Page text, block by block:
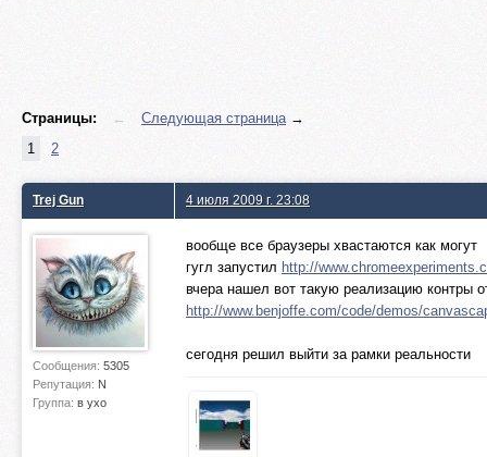
Страницы: ← Следующая страница→
1
2
Trej Gun
Сообщения: 5305
Репутация: N
Группа: в ухо
4 июля 2009 г. 23:08
вообще все браузеры хвастаются как могут
гугл запустил http://
вчера нашел вот такую реализацию контры
http://www.benjoffe.com/code/demos/
сегодня решил выйти за рамки реальности